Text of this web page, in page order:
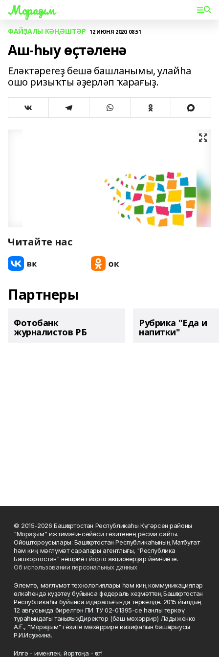
Мораҙым
ФАЙҘАЛЫ КӘҢӘШТӘР 12 ИЮНЯ 2020, 08:51
Аш-һыу өҫтәленә
Еләктәрегеҙ бешә башланымы, улайһа
ошо ризыҡты әҙерләп ҡарағыҙ.
Читайте нас
Партнеры
Фотобанк
журналистов РБ
Рубрика "Еда и
напитки"
© 2015-2026 Башҡортостан Республикаһы Күгәрсен районы
"Мораҙым" ижтимағи-сәйәси гәзитенең рәсми сайты.
Ойоштороусылары: Башҡортостан Республикаһының Матбуғат
һәм киң мәғлүмәт саралары агентлығы, "Республика
Башкортостан" нәшриәт йорто акционерҙар йәмғиәте.
Об использовании персональных данных
Элемтә, мәғлүмәт технологиялары һәм киң коммуникациялар
өлкәһендә күҙәтеү буйынса федераль хеҙмәттең Башҡортостан
Республикаһы буйынса идаралығында теркәлде. 2015 йылдың
12 авгусында бирелгән ПИ ТУ 02-01395-се һанлы теркәү
тураһындағы таныҡлыҡ. Директор (баш мөхәррир) Ладыженко
А.Ғ., "Мораҙым" гәзите мөхәррире вазифаһын башҡарыусы
Р.И.Исҡужина.
Илгә - именлек, йортоңа - ҡот!